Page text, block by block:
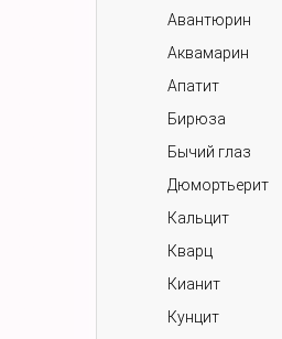
Авантюрин
Аквамарин
Апатит
Бирюза
Бычий глаз
Дюмортьерит
Кальцит
Кварц
Кианит
Кунцит